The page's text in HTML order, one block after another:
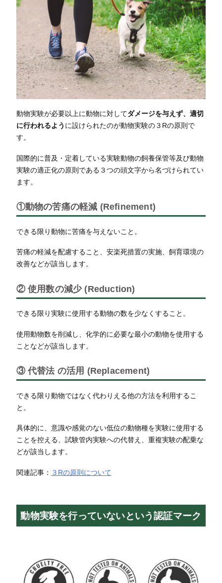
動物実験が必要以上に動物に対してダメージを与えず、適切
に行われるよう に設けられたのが動物実験の３Rの原則で
す。
国際的に普及・定着している実験動物の飼養保管等及び動物
実験の適正化の原則である３つの頭文字から名づけられてい
ます。
①動物の苦痛の軽減 (Refinement)
できる限り動物に苦痛を与えないこと。
苦痛の軽減を配慮すること、安楽死措置の実施、飼育環境の
改善などが該当します。
② 使用数の減少 (Reduction)
できる限り実験に使用する動物の数を少なくすること。
使用動物数を削減し、化学的に必要な最小の動物を使用する
ことなどが該当します。
③ 代替法 の活用 (Replacement)
できる限り動物ではなく代わりえる他の方法を利用するこ
と。
具体的に、意識や感覚のない低位の動物種を実験に使用する
ことを控える、試験管内実験への代替え、重複実験の配乗な
どが該当します。
関連記事： ３Rの原則について
動物実験を行っていないという認証マーク